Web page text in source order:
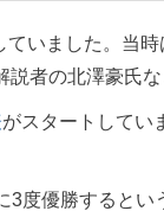
いました。当
者の北澤豪氏
がスタートしてい
度優勝すると